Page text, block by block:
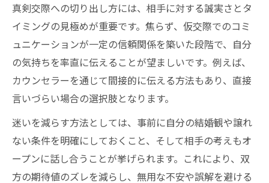
真剣交際中に気持ちのズレを感じた時の対
処法
結婚相談所で破局リスクを減らす話し合い
術
真剣交際の前兆サインを早めに察知する方
法
専門家の助言を活かした破局回避ポイント
真剣交際への切り出し方には、相手に対する誠実さとタ
イミングの見極めが重要です。焦らず、仮交際でのコミ
ュニケーションが一定の信頼関係を築いた段階で、自分
の気持ちを率直に伝えることが望ましいです。例えば、
カウンセラーを通じて間接的に伝える方法もあり、直接
言いづらい場合の選択肢となります。
迷いを減らす方法としては、事前に自分の結婚観や譲れ
ない条件を明確にしておくこと、そして相手の考えもオ
ープンに話し合うことが挙げられます。これにより、双
方の期待値のズレを減らし、無用な不安や誤解を避ける